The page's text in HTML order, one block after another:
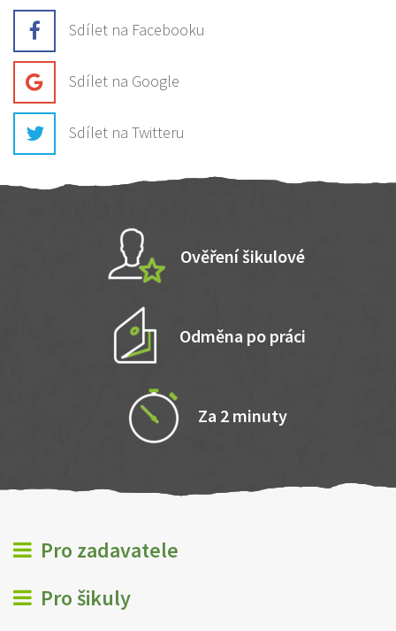
Sdílet na Facebooku
Sdílet na Google
Sdílet na Twitteru
Ověření šikulové
Odměna po práci
Za 2 minuty
Pro zadavatele
Pro šikuly